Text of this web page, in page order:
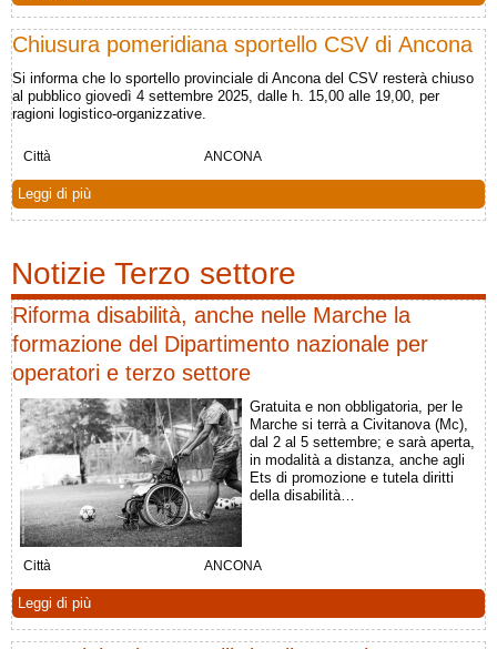
Chiusura pomeridiana sportello CSV di Ancona
Si informa che lo sportello provinciale di Ancona del CSV resterà chiuso
al pubblico giovedì 4 settembre 2025, dalle h. 15,00 alle 19,00, per
ragioni logistico-organizzative.
Città ANCONA
Leggi di più
Notizie Terzo settore
Riforma disabilità, anche nelle Marche la
formazione del Dipartimento nazionale per
operatori e terzo settore
Gratuita e non obbligatoria, per le
Marche si terrà a Civitanova (Mc),
dal 2 al 5 settembre; e sarà aperta,
in modalità a distanza, anche agli
Ets di promozione e tutela diritti
della disabilità…
Città ANCONA
Leggi di più